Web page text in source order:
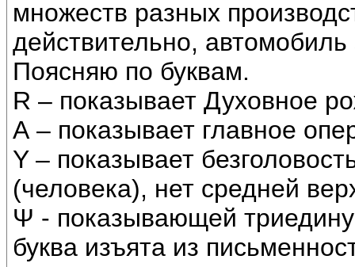
множеств разных
действительно,
Поясняю по буквам.
R – показывает Духовное
А – показывает главное
Y – показывает
(человека), нет средней
Ψ - показывающей
буква изъята из